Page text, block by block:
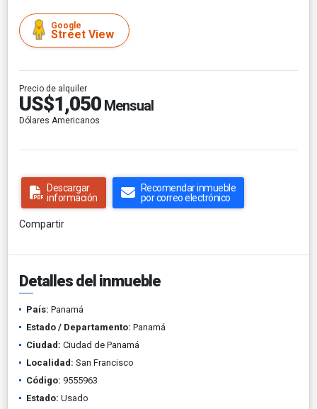
Google
Street View
Precio de alquiler
US$1,050 Mensual
Dólares Americanos
Descargar
información
Recomendar inmueble
por correo electrónico
Compartir
Detalles del inmueble
País: Panamá
Estado / Departamento: Panamá
Ciudad: Ciudad de Panamá
Localidad: San Francisco
Código: 9555963
Estado: Usado